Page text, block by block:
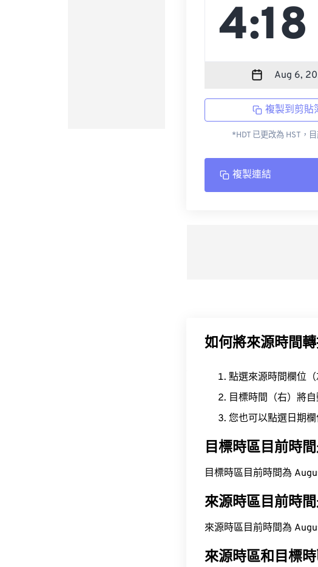
複製到剪貼
*HDT 已更改為 HST，
複製連結
如何將來源時間
點選來源時間欄位
目標時間（右）將自
您也可以點選日期欄
目標時區目前時
目標時區目前時間為
來源時區目前時
來源時區目前時間為
來源時區和目標